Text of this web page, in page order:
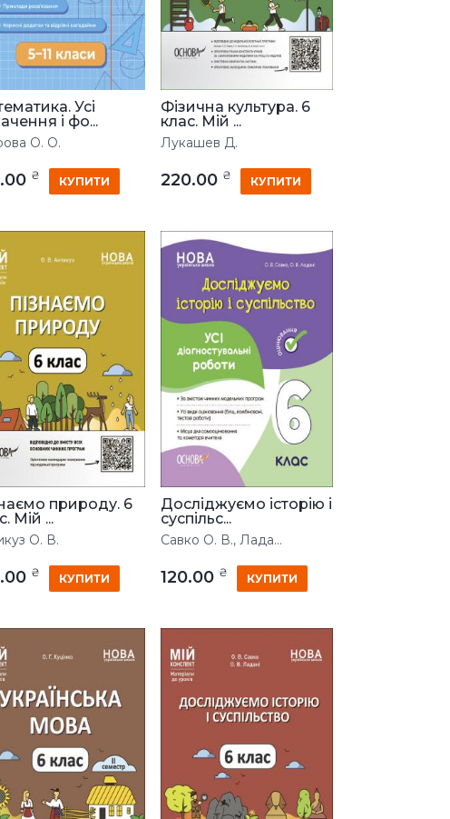
Усі
і фо...
О. О.
₴ КУПИТИ
Фізична культура. 6
клас. Мій ...
Лукашев Д.
220.00 ₴ КУПИТИ
природу. 6
Мій ...
О. В.
₴ КУПИТИ
Досліджуємо історію і
суспільс...
Савко О. В., Лада...
120.00 ₴ КУПИТИ